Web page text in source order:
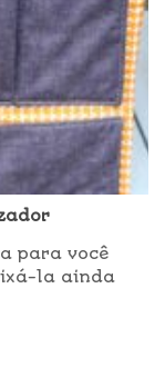
para você
la ainda